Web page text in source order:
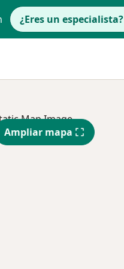
¿Eres un especialista?
Ampliar mapa